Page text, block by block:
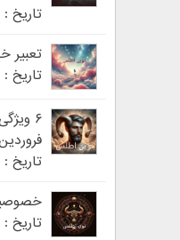
تاریخ : 09 / دی / 1403
تعبیر
تاریخ : 09 / دی / 1403
۶
تاریخ : 14 / آذر / 1403
تاریخ : 14 / آذر / 1403